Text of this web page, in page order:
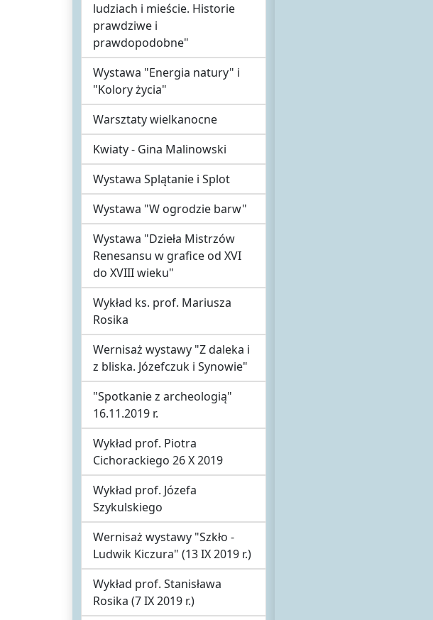
ludziach i mieście. Historie
prawdziwe i
prawdopodobne"
Wystawa "Energia natury" i
"Kolory życia"
Warsztaty wielkanocne
Kwiaty - Gina Malinowski
Wystawa Splątanie i Splot
Wystawa "W ogrodzie barw"
Wystawa "Dzieła Mistrzów
Renesansu w grafice od XVI
do XVIII wieku"
Wykład ks. prof. Mariusza
Rosika
Wernisaż wystawy "Z daleka i
z bliska. Józefczuk i Synowie"
"Spotkanie z archeologią"
16.11.2019 r.
Wykład prof. Piotra
Cichorackiego 26 X 2019
Wykład prof. Józefa
Szykulskiego
Wernisaż wystawy "Szkło -
Ludwik Kiczura" (13 IX 2019 r.)
Wykład prof. Stanisława
Rosika (7 IX 2019 r.)